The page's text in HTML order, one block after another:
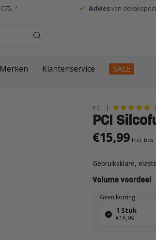
* Adviesvan
Merken Klantenservice SALE
PCI
PCI
€15,99 Incl. btw
Gebruiksklare,
Volume voordeel
Geen korting
1 Stuk
€15,99